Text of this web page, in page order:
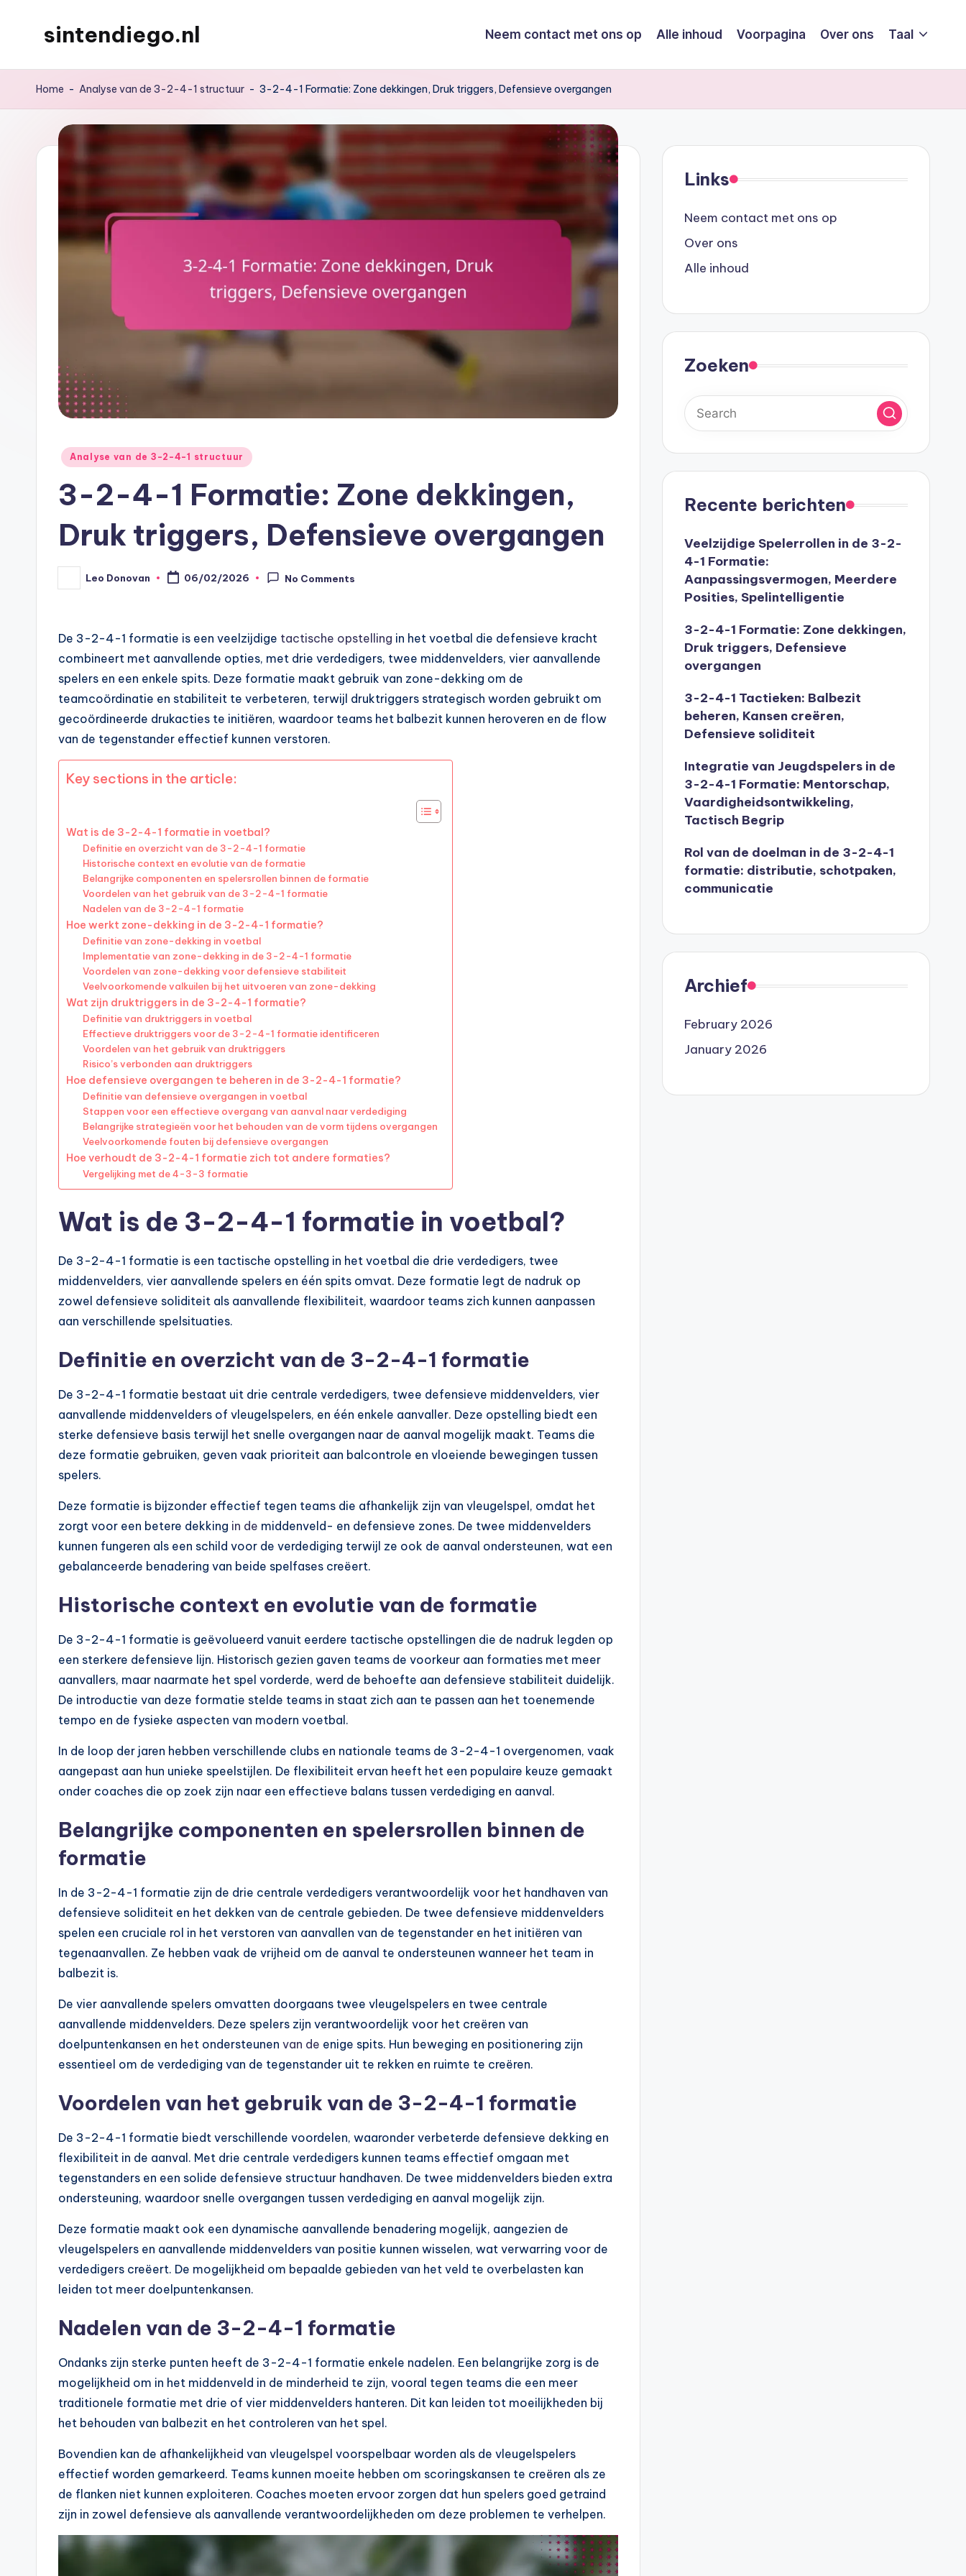
sintendiego.nl Neem contact met ons op Alle inhoud Voorpagina Over ons Taal
Home - Analyse van de 3-2-4-1 structuur - 3-2-4-1 Formatie: Zone dekkingen, Druk triggers, Defensieve overgangen
Posted
Analyse van de 3-2-4-1 structuur
3-2-4-1 Formatie: Zone dekkingen,
Druk triggers, Defensieve overgangen
Posted
by
Leo Donovan 06/02/2026 No Comments
De 3-2-4-1 formatie is een veelzijdige tactische opstelling in het voetbal die defensieve kracht
combineert met aanvallende opties, met drie verdedigers, twee middenvelders, vier aanvallende
spelers en een enkele spits. Deze formatie maakt gebruik van zone-dekking om de
teamcoördinatie en stabiliteit te verbeteren, terwijl druktriggers strategisch worden gebruikt om
gecoördineerde drukacties te initiëren, waardoor teams het balbezit kunnen heroveren en de flow
van de tegenstander effectief kunnen verstoren.
Key sections in the article:
Wat is de 3-2-4-1 formatie in voetbal?
Definitie en overzicht van de 3-2-4-1 formatie
Historische context en evolutie van de formatie
Belangrijke componenten en spelersrollen binnen de formatie
Voordelen van het gebruik van de 3-2-4-1 formatie
Nadelen van de 3-2-4-1 formatie
Hoe werkt zone-dekking in de 3-2-4-1 formatie?
Definitie van zone-dekking in voetbal
Implementatie van zone-dekking in de 3-2-4-1 formatie
Voordelen van zone-dekking voor defensieve stabiliteit
Veelvoorkomende valkuilen bij het uitvoeren van zone-dekking
Wat zijn druktriggers in de 3-2-4-1 formatie?
Definitie van druktriggers in voetbal
Effectieve druktriggers voor de 3-2-4-1 formatie identificeren
Voordelen van het gebruik van druktriggers
Risico’s verbonden aan druktriggers
Hoe defensieve overgangen te beheren in de 3-2-4-1 formatie?
Definitie van defensieve overgangen in voetbal
Stappen voor een effectieve overgang van aanval naar verdediging
Belangrijke strategieën voor het behouden van de vorm tijdens overgangen
Veelvoorkomende fouten bij defensieve overgangen
Hoe verhoudt de 3-2-4-1 formatie zich tot andere formaties?
Vergelijking met de 4-3-3 formatie
Wat is de 3-2-4-1 formatie in voetbal?
De 3-2-4-1 formatie is een tactische opstelling in het voetbal die drie verdedigers, twee
middenvelders, vier aanvallende spelers en één spits omvat. Deze formatie legt de nadruk op
zowel defensieve soliditeit als aanvallende flexibiliteit, waardoor teams zich kunnen aanpassen
aan verschillende spelsituaties.
Definitie en overzicht van de 3-2-4-1 formatie
De 3-2-4-1 formatie bestaat uit drie centrale verdedigers, twee defensieve middenvelders, vier
aanvallende middenvelders of vleugelspelers, en één enkele aanvaller. Deze opstelling biedt een
sterke defensieve basis terwijl het snelle overgangen naar de aanval mogelijk maakt. Teams die
deze formatie gebruiken, geven vaak prioriteit aan balcontrole en vloeiende bewegingen tussen
spelers.
Deze formatie is bijzonder effectief tegen teams die afhankelijk zijn van vleugelspel, omdat het
zorgt voor een betere dekking in de middenveld- en defensieve zones. De twee middenvelders
kunnen fungeren als een schild voor de verdediging terwijl ze ook de aanval ondersteunen, wat een
gebalanceerde benadering van beide spelfases creëert.
Historische context en evolutie van de formatie
De 3-2-4-1 formatie is geëvolueerd vanuit eerdere tactische opstellingen die de nadruk legden op
een sterkere defensieve lijn. Historisch gezien gaven teams de voorkeur aan formaties met meer
aanvallers, maar naarmate het spel vorderde, werd de behoefte aan defensieve stabiliteit duidelijk.
De introductie van deze formatie stelde teams in staat zich aan te passen aan het toenemende
tempo en de fysieke aspecten van modern voetbal.
In de loop der jaren hebben verschillende clubs en nationale teams de 3-2-4-1 overgenomen, vaak
aangepast aan hun unieke speelstijlen. De flexibiliteit ervan heeft het een populaire keuze gemaakt
onder coaches die op zoek zijn naar een effectieve balans tussen verdediging en aanval.
Belangrijke componenten en spelersrollen binnen de
formatie
In de 3-2-4-1 formatie zijn de drie centrale verdedigers verantwoordelijk voor het handhaven van
defensieve soliditeit en het dekken van de centrale gebieden. De twee defensieve middenvelders
spelen een cruciale rol in het verstoren van aanvallen van de tegenstander en het initiëren van
tegenaanvallen. Ze hebben vaak de vrijheid om de aanval te ondersteunen wanneer het team in
balbezit is.
De vier aanvallende spelers omvatten doorgaans twee vleugelspelers en twee centrale
aanvallende middenvelders. Deze spelers zijn verantwoordelijk voor het creëren van
doelpuntenkansen en het ondersteunen van de enige spits. Hun beweging en positionering zijn
essentieel om de verdediging van de tegenstander uit te rekken en ruimte te creëren.
Voordelen van het gebruik van de 3-2-4-1 formatie
De 3-2-4-1 formatie biedt verschillende voordelen, waaronder verbeterde defensieve dekking en
flexibiliteit in de aanval. Met drie centrale verdedigers kunnen teams effectief omgaan met
tegenstanders en een solide defensieve structuur handhaven. De twee middenvelders bieden extra
ondersteuning, waardoor snelle overgangen tussen verdediging en aanval mogelijk zijn.
Deze formatie maakt ook een dynamische aanvallende benadering mogelijk, aangezien de
vleugelspelers en aanvallende middenvelders van positie kunnen wisselen, wat verwarring voor de
verdedigers creëert. De mogelijkheid om bepaalde gebieden van het veld te overbelasten kan
leiden tot meer doelpuntenkansen.
Nadelen van de 3-2-4-1 formatie
Ondanks zijn sterke punten heeft de 3-2-4-1 formatie enkele nadelen. Een belangrijke zorg is de
mogelijkheid om in het middenveld in de minderheid te zijn, vooral tegen teams die een meer
traditionele formatie met drie of vier middenvelders hanteren. Dit kan leiden tot moeilijkheden bij
het behouden van balbezit en het controleren van het spel.
Bovendien kan de afhankelijkheid van vleugelspel voorspelbaar worden als de vleugelspelers
effectief worden gemarkeerd. Teams kunnen moeite hebben om scoringskansen te creëren als ze
de flanken niet kunnen exploiteren. Coaches moeten ervoor zorgen dat hun spelers goed getraind
zijn in zowel defensieve als aanvallende verantwoordelijkheden om deze problemen te verhelpen.
Links
Neem contact met ons op
Over ons
Alle inhoud
Zoeken
Recente berichten
Veelzijdige Spelerrollen in de 3-2-
4-1 Formatie:
Aanpassingsvermogen, Meerdere
Posities, Spelintelligentie
3-2-4-1 Formatie: Zone dekkingen,
Druk triggers, Defensieve
overgangen
3-2-4-1 Tactieken: Balbezit
beheren, Kansen creëren,
Defensieve soliditeit
Integratie van Jeugdspelers in de
3-2-4-1 Formatie: Mentorschap,
Vaardigheidsontwikkeling,
Tactisch Begrip
Rol van de doelman in de 3-2-4-1
formatie: distributie, schotpaken,
communicatie
Archief
February 2026
January 2026